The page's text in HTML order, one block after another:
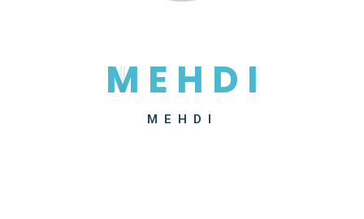
M E H D I
MEHDI